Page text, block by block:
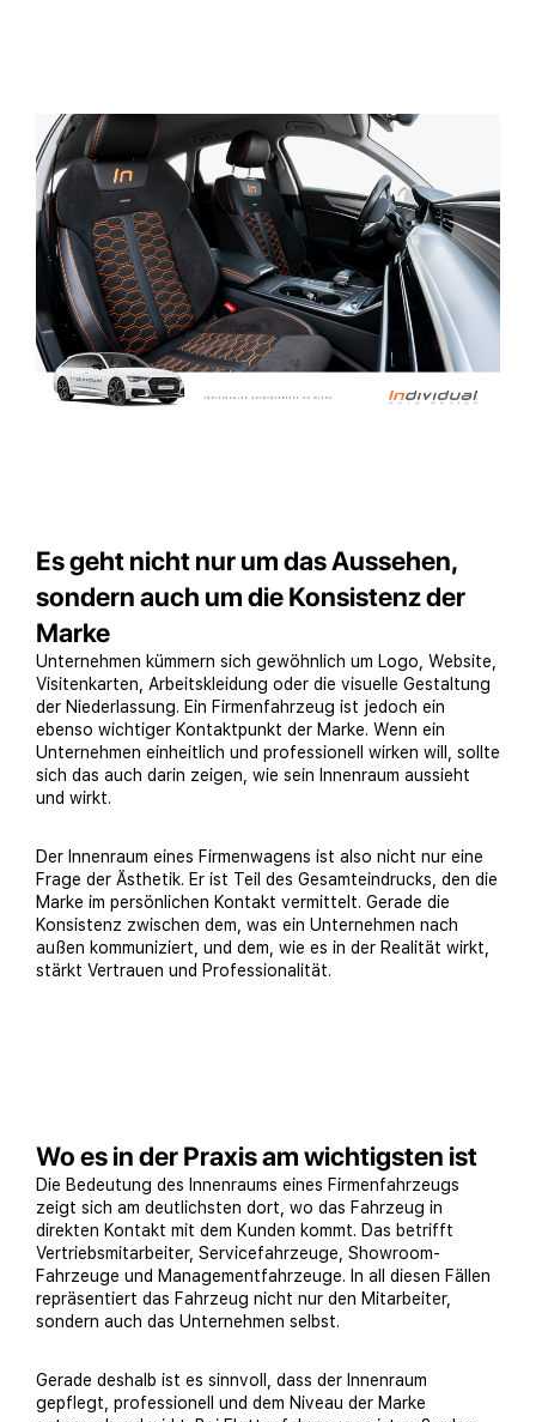
Es geht nicht nur um das Aussehen,
sondern auch um die Konsistenz der
Marke
Unternehmen kümmern sich gewöhnlich um Logo, Website,
Visitenkarten, Arbeitskleidung oder die visuelle Gestaltung
der Niederlassung. Ein Firmenfahrzeug ist jedoch ein
ebenso wichtiger Kontaktpunkt der Marke. Wenn ein
Unternehmen einheitlich und professionell wirken will, sollte
sich das auch darin zeigen, wie sein Innenraum aussieht
und wirkt.
Der Innenraum eines Firmenwagens ist also nicht nur eine
Frage der Ästhetik. Er ist Teil des Gesamteindrucks, den die
Marke im persönlichen Kontakt vermittelt. Gerade die
Konsistenz zwischen dem, was ein Unternehmen nach
außen kommuniziert, und dem, wie es in der Realität wirkt,
stärkt Vertrauen und Professionalität.
Wo es in der Praxis am wichtigsten ist
Die Bedeutung des Innenraums eines Firmenfahrzeugs
zeigt sich am deutlichsten dort, wo das Fahrzeug in
direkten Kontakt mit dem Kunden kommt. Das betrifft
Vertriebsmitarbeiter, Servicefahrzeuge, Showroom-
Fahrzeuge und Managementfahrzeuge. In all diesen Fällen
repräsentiert das Fahrzeug nicht nur den Mitarbeiter,
sondern auch das Unternehmen selbst.
Gerade deshalb ist es sinnvoll, dass der Innenraum
gepflegt, professionell und dem Niveau der Marke